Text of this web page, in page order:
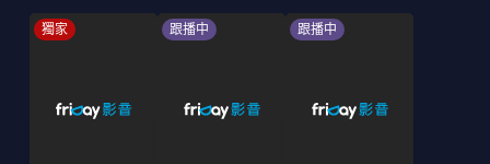
獨家 跟播中 跟播中